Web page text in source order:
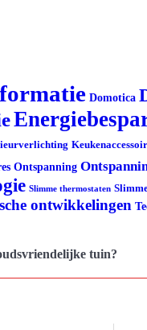
Domotica
Ontspanning
Slimme thermostaten
ontwikkelingen
tuin?